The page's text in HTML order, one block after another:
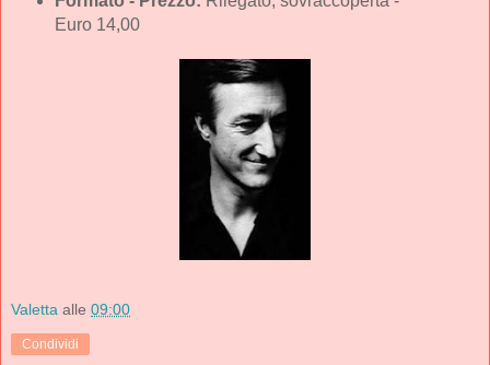
Euro 14,00
Valetta alle 09:00
Condividi